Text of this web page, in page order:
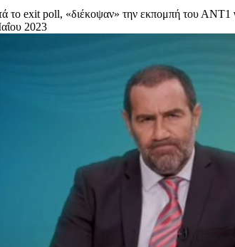
το exit poll, «διέκοψαν» την εκπομπή του ΑΝΤ1
2023